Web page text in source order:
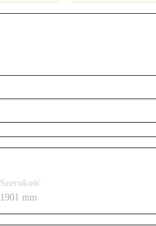
Szerokość
1901 mm